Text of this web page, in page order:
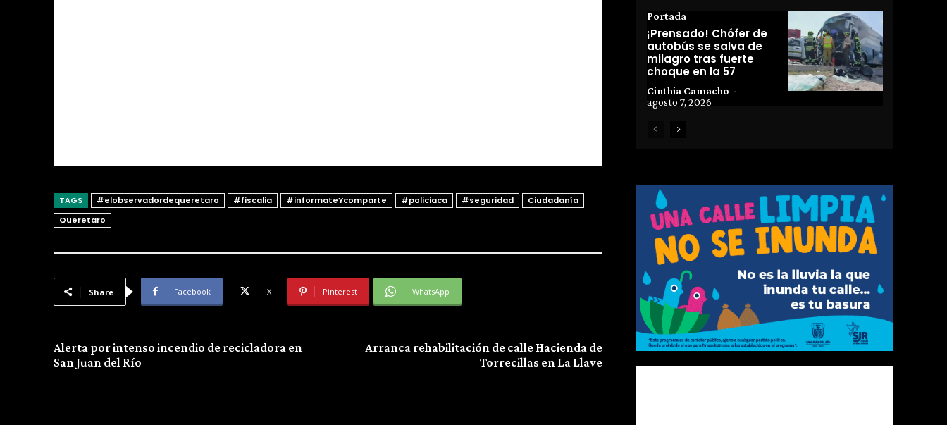
TAGS #elobservadordequeretaro #fiscalia #informateYcomparte #policiaca #seguridad
Ciudadanía
Queretaro
Share Facebook X Pinterest WhatsApp
Alerta por intenso incendio de recicladora en
San Juan del Río
Arranca rehabilitación de calle Hacienda de
Torrecillas en La Llave
Portada
¡Prensado! Chófer de
autobús se salva de
milagro tras fuerte
choque en la 57
Cinthia Camacho -
agosto 7, 2026